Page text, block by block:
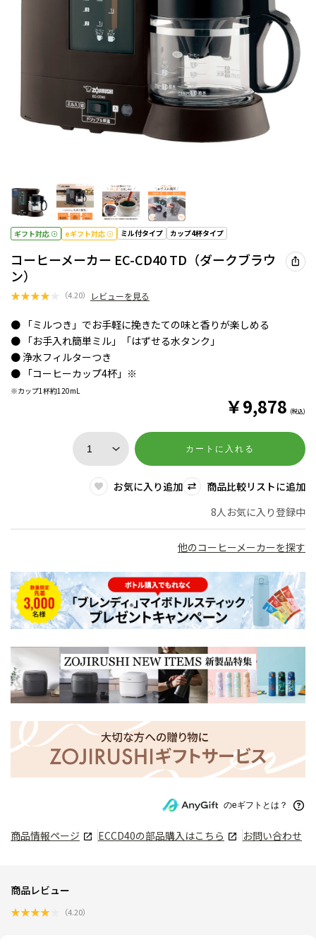
ギフト対応 eギフト対応 ミル付タイプ カップ4杯タイプ
コーヒーメーカー EC-CD40 TD（ダークブラウ
ン）
★★★★ （4.20） レビューを見る
● 「ミルつき」でお手軽に挽きたての味と香りが楽しめる
● 「お手入れ簡単ミル」「はずせる水タンク」
● 浄水フィルターつき
● 「コーヒーカップ4杯」※
※カップ1杯約120mL
￥9,878 (税込)
カートに入れる
お気に入り追加
商品比較リストに追加
8人お気に入り登録中
他のコーヒーメーカーを探す
のeギフトとは？
商品情報ページ ECCD40の部品購入はこちら お問い合わせ
商品レビュー
★★★★ （4.20）